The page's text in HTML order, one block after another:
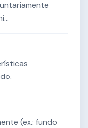
(ex.: fundo